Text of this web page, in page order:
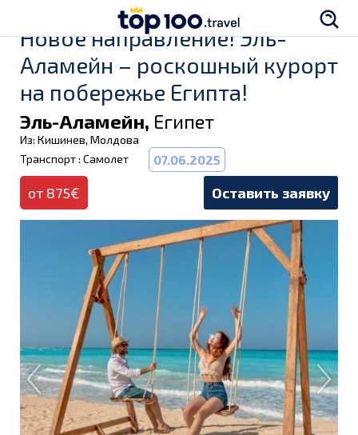
Новое направление! Эль-
Аламейн – роскошный курорт
на побережье Египта!
Эль-Аламейн, Египет
Из: Кишинев, Молдова
Транспорт : Самолет
07.06.2025
от 875€ Оставить заявку